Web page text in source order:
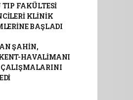
TIP FAKÜLTESİ
KLİNİK
BAŞLADI
ŞAHİN,
HAVALİMANI
ÇALIŞMALARINI